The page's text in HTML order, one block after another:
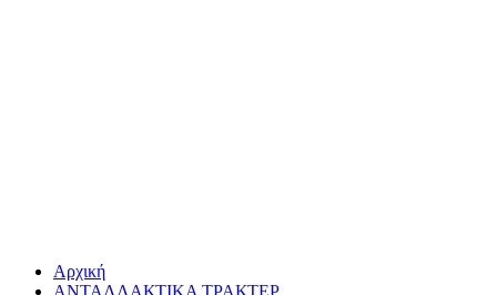
Αρχική
ΑΝΤΑΛΛΑΚΤΙΚΑ ΤΡΑΚΤΕΡ